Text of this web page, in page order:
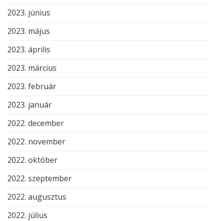
2023. június
2023. május
2023. április
2023. március
2023. február
2023. január
2022. december
2022. november
2022. október
2022. szeptember
2022. augusztus
2022. július